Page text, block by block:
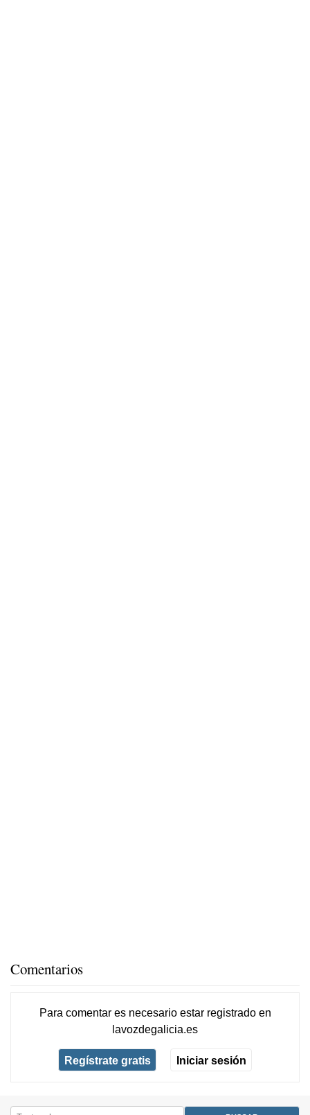
Comentarios
Para comentar es necesario estar registradoen
lavozdegalicia.es
Regístrate gratis Iniciar sesión